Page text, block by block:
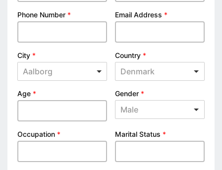
Phone Number * Email Address *
City *
Aalborg
Country *
Denmark
Age * Gender *
Male
Occupation * Marital Status *